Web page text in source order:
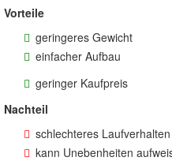
Vorteile
geringeres Gewicht
einfacher Aufbau
geringer Kaufpreis
Nachteil
schlechteres Laufverhalten
kann Unebenheiten